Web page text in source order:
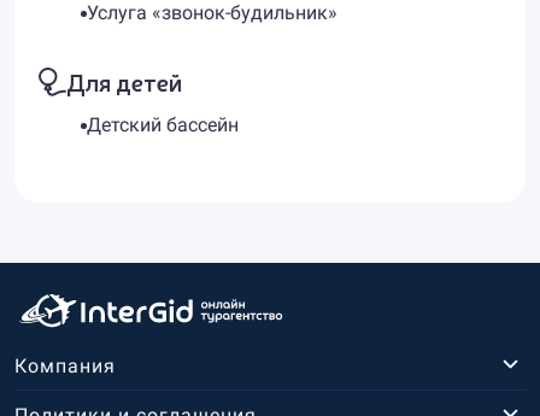
Услуга «звонок-будильник»
Для детей
Детский бассейн
Компания